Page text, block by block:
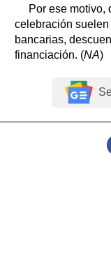
Por ese motivo,
celebración
bancarias,
financiación. (NA)